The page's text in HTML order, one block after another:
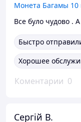
Монета Багамы 10
Все було чудово .
Быстро
Хорошее
Коментарии 0
Сергій В.